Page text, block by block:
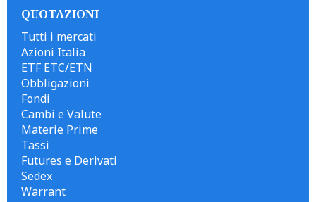
QUOTAZIONI
Tutti i mercati
Azioni Italia
ETF ETC/ETN
Obbligazioni
Fondi
Cambi e Valute
Materie Prime
Tassi
Futures e Derivati
Sedex
Warrant